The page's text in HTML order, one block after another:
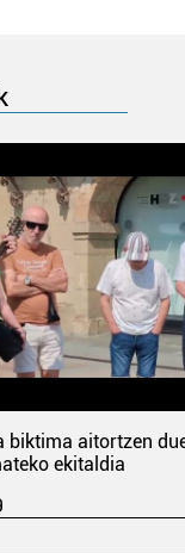
biktima aitortzen
ekitaldia